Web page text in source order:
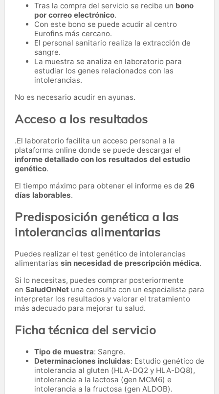
Tras la compra del servicio se recibe un bono
por correo electrónico.
Con este bono se puede acudir al centro
Eurofins más cercano.
El personal sanitario realiza la extracción de
sangre.
La muestra se analiza en laboratorio para
estudiar los genes relacionados con las
intolerancias.
No es necesario acudir en ayunas.
Acceso a los resultados
.El laboratorio facilita un acceso personal a la
plataforma online donde se puede descargar el
informe detallado con los resultados del estudio
genético.
El tiempo máximo para obtener el informe es de 26
días laborables.
Predisposición genética a las
intolerancias alimentarias
Puedes realizar el test genético de intolerancias
alimentarias sin necesidad de prescripción médica.
Si lo necesitas, puedes comprar posteriormente
en SaludOnNet una consulta con un especialista para
interpretar los resultados y valorar el tratamiento
más adecuado para mejorar tu salud.
Ficha técnica del servicio
Tipo de muestra: Sangre.
Determinaciones incluidas: Estudio genético de
intolerancia al gluten (HLA-DQ2 y HLA-DQ8),
intolerancia a la lactosa (gen MCM6) e
intolerancia a la fructosa (gen ALDOB).